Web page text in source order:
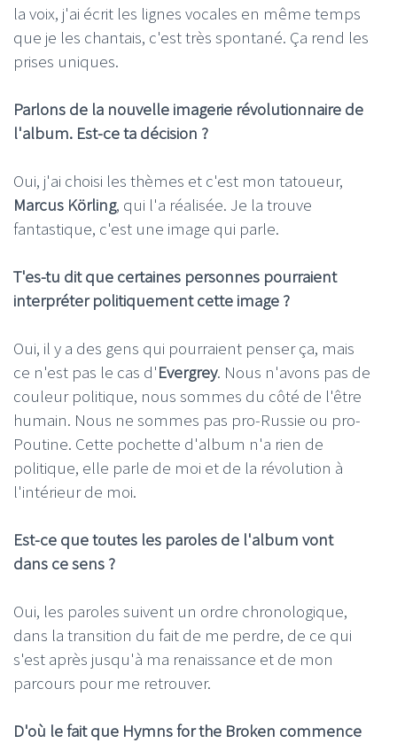
la voix, j'ai écrit les lignes vocales en même temps
que je les chantais, c'est très spontané. Ça rend les
prises uniques.
Parlons de la nouvelle imagerie révolutionnaire de
l'album. Est-ce ta décision ?
Oui, j'ai choisi les thèmes et c'est mon tatoueur,
Marcus Körling, qui l'a réalisée. Je la trouve
fantastique, c'est une image qui parle.
T'es-tu dit que certaines personnes pourraient
interpréter politiquement cette image ?
Oui, il y a des gens qui pourraient penser ça, mais
ce n'est pas le cas d'Evergrey. Nous n'avons pas de
couleur politique, nous sommes du côté de l'être
humain. Nous ne sommes pas pro-Russie ou pro-
Poutine. Cette pochette d'album n'a rien de
politique, elle parle de moi et de la révolution à
l'intérieur de moi.
Est-ce que toutes les paroles de l'album vont
dans ce sens ?
Oui, les paroles suivent un ordre chronologique,
dans la transition du fait de me perdre, de ce qui
s'est après jusqu'à ma renaissance et de mon
parcours pour me retrouver.
D'où le fait que Hymns for the Broken commence